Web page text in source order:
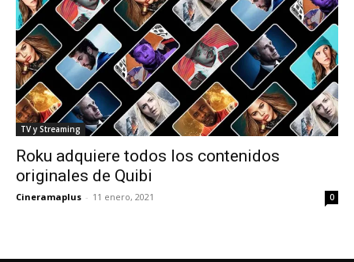
TV y Streaming
Roku adquiere todos los contenidos
originales de Quibi
Cineramaplus - 11 enero, 2021 0